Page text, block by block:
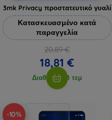
3mk Privacy προστατευτικό γυαλί
Κατασκευασμένο κατά
παραγγελία
20,89 €
18,81 €
Διαθέσιμο 3 τεμ
-10%